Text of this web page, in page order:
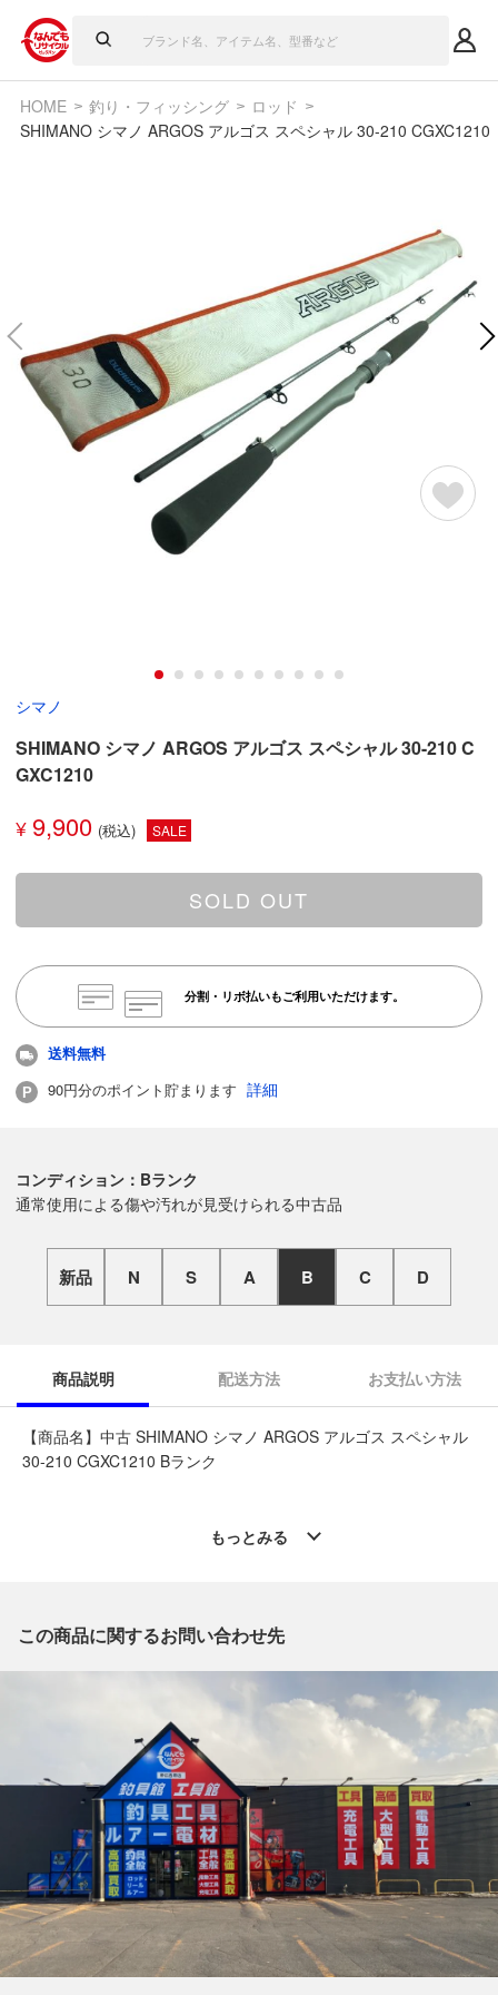
HOME 釣り・フィッシング
ロッド
SHIMANO シマノ ARGOS アルゴス スペシャル 30-210 CGXC1210
シマノ
SHIMANO シマノ ARGOS アルゴス スペシャル 30-210 C
GXC1210
¥ 9,900 SALE
SOLD OUT
分割・リボ払いもご利用いただけます。
送料無料
90円分のポイント貯まります 詳細
コンディション：Bランク
通常使用による傷や汚れが見受けられる中古品
新品 N S A B C D
商品説明 配送方法 お支払い方法
【商品名】中古 SHIMANO シマノ ARGOS アルゴス スペシャル
30-210 CGXC1210 Bランク
西帯店 」からの出品です。
※「なんでもリサイクルビッグバン 公式オンラインストアの出
【店舗内商品コード】1031000035241
【メーカー】SHIMANO/シマノ
【型番】CGXC1210
【付属品】竿袋
【ランク】Bランク
通常使用による傷や汚れが見受けられる中古品
【使用予定配送業者】佐川急便 飛脚宅配便140サイズ
【こちらの商品は在庫連動システムを導入し、店頭や他ネットシ
ョップと併売を行なっておりますが、タイミングによりシステム
もっとみる
この商品に関するお問い合わせ先